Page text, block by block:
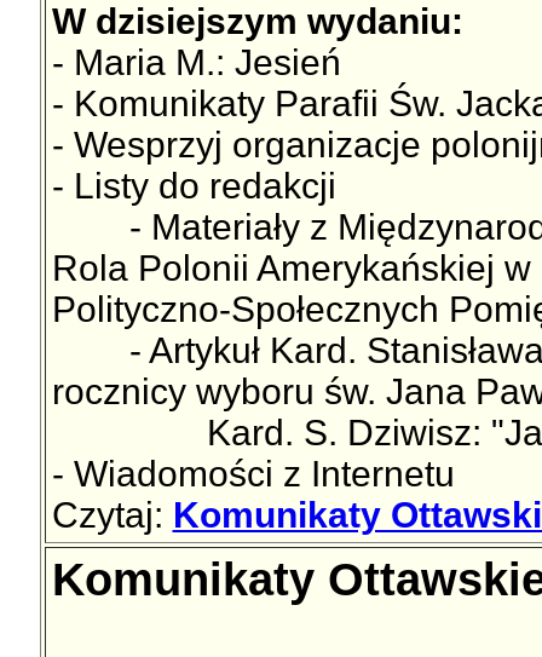
W dzisiejszym wydaniu:
- Maria M.: Jesień
- Komunikaty Parafii Św.
- Wesprzyj organizacje
- Listy do redakcji
- Materiały z
Rola Polonii Amerykańskiej
Polityczno-Społecznych
- Artykuł Kard.
rocznicy wyboru św. Jana
Kard. S. Dziwisz: "Jan
- Wiadomości z Internetu
Czytaj: Komunikaty
Komunikaty